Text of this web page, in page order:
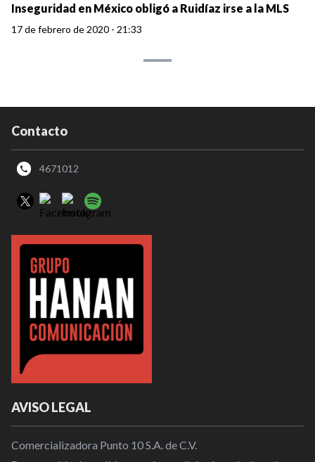
Inseguridad en México obligó a Ruidíaz irse a la MLS
17 de febrero de 2020 - 21:33
Contacto
4671012
AVISO LEGAL
Comercializadora Punto 10 S.A. de C.V.